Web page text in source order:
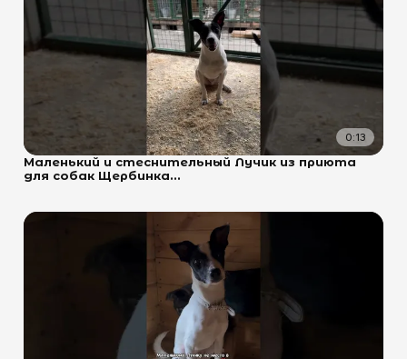
0:13
Маленький и стеснительный Лучик из приюта
для собак Щербинка...